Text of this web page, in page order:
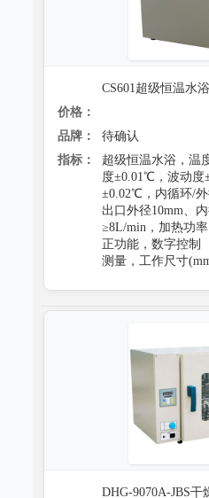
CS601超级恒温水浴
价格：
品牌：
待确认
指标：
超级恒温水浴，温
度±0.01℃，波动
±0.02℃，内循环/
出口外径10mm、
≥8L/min，加热功
正功能，数字控制
测量，工作尺寸
DHG-9070A-JBS干